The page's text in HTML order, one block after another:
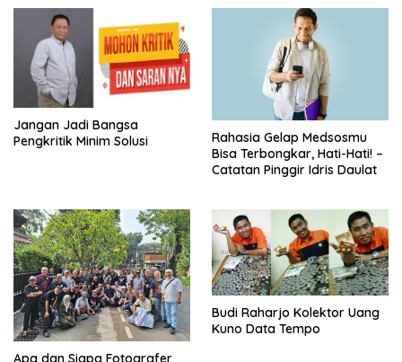
Jangan Jadi Bangsa
Pengkritik Minim Solusi
Rahasia Gelap Medsosmu
Bisa Terbongkar, Hati-Hati! –
Catatan Pinggir Idris Daulat
Budi Raharjo Kolektor Uang
Kuno Data Tempo